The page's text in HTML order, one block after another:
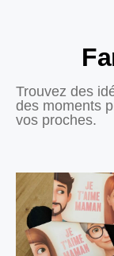
Trouvez des
des moments
vos proches.